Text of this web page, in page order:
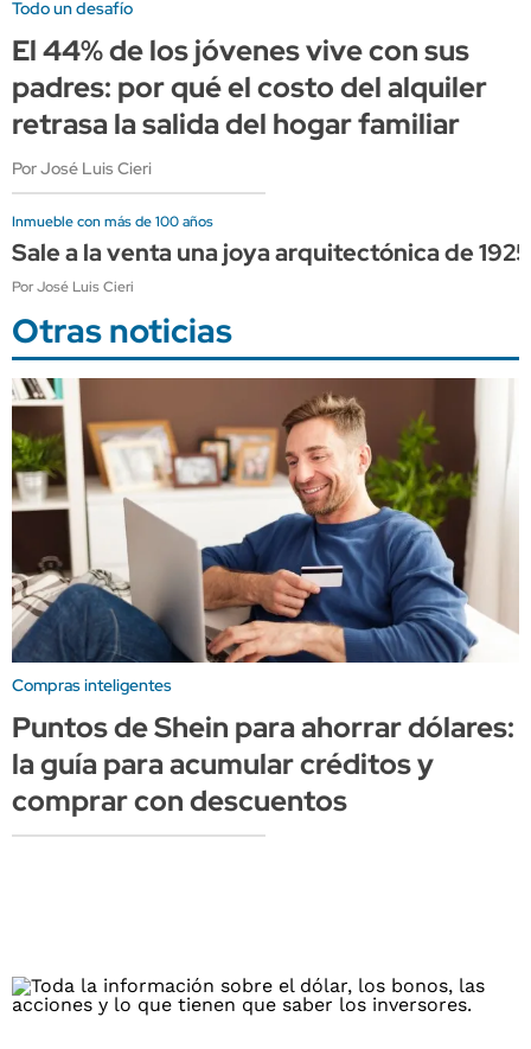
Todo un desafío
El 44% de los jóvenes vive con sus
padres: por qué el costo del alquiler
retrasa la salida del hogar familiar
Por José Luis Cieri
Inmueble con más de 100 años
Sale a la venta una joya arquitectónica de
Por José Luis Cieri
Otras noticias
Compras inteligentes
Puntos de Shein para ahorrar dólares:
la guía para acumular créditos y
comprar con descuentos